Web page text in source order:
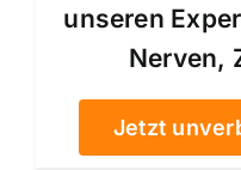
unseren
Nerven,
Jetzt